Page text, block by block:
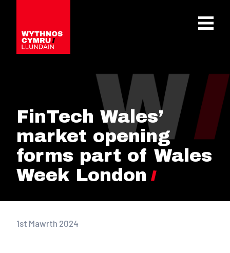
OPEN
FinTech Wales’
market opening
forms part of Wales
Week London
1st Mawrth 2024